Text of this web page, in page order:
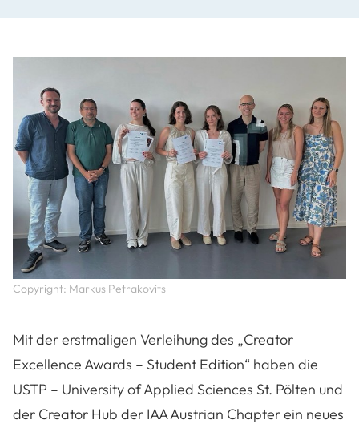
Copyright: Markus Petrakovits
Mit der erstmaligen Verleihung des „Creator
Excellence Awards – Student Edition“ haben die
USTP – University of Applied Sciences St. Pölten und
der Creator Hub der IAA Austrian Chapter ein neues